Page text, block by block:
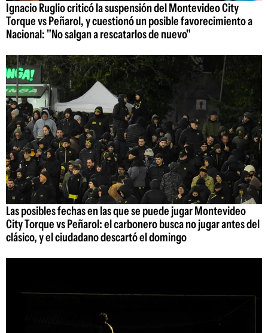
Ignacio Ruglio criticó la suspensión del Montevideo City
Torque vs Peñarol, y cuestionó un posible favorecimiento a
Nacional: "No salgan a rescatarlos de nuevo"
Las posibles fechas en las que se puede jugar Montevideo
City Torque vs Peñarol: el carbonero busca no jugar antes del
clásico, y el ciudadano descartó el domingo